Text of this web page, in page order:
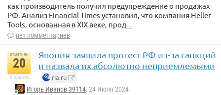
как производитель получил предупреждение о продажах
РФ. Анализ Financial Times установил, что компания Heller
Tools, основанная в XIX веке, прод...
нет комментариев
отметили
20
в архиве
Япония заявила протест РФ из-за санкций
и назвала их абсолютно неприемлемыми
ria.ru
Игорь Иванов 39114, 24 Июля 2024